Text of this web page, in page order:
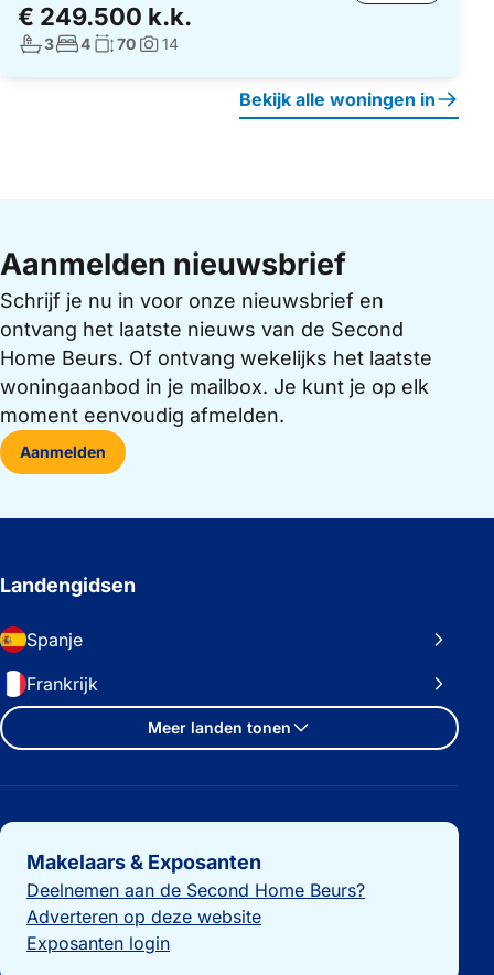
€ 249.500 k.k.
Aantal badkamers:
3Aantal slaapkamers:
4Woonoppervlakte:
70Foto's:
14
Bekijk alle woningen in
Aanmelden nieuwsbrief
Schrijf je nu in voor onze nieuwsbrief en
ontvang het laatste nieuws van de Second
Home Beurs. Of ontvang wekelijks het laatste
woningaanbod in je mailbox. Je kunt je op elk
moment eenvoudig afmelden.
Aanmelden
Landengidsen
Spanje
Frankrijk
Meer landen tonen
Belangrijke links
Makelaars & Exposanten
Deelnemen aan de Second Home Beurs?
Adverteren op deze website
Exposanten login